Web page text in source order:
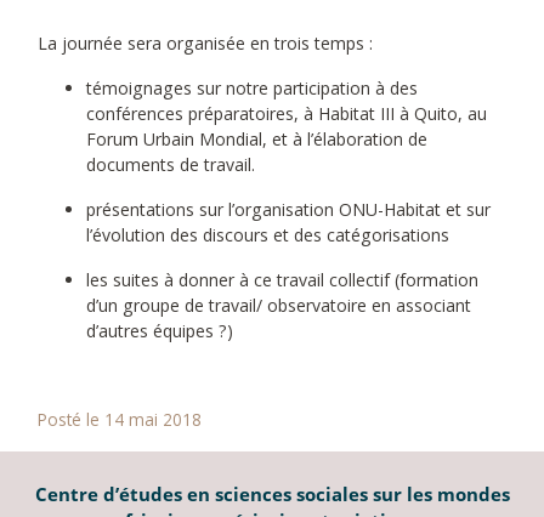
La journée sera organisée en trois temps :
témoignages sur notre participation à des
conférences préparatoires, à Habitat III à Quito, au
Forum Urbain Mondial, et à l’élaboration de
documents de travail.
présentations sur l’organisation ONU-Habitat et sur
l’évolution des discours et des catégorisations
les suites à donner à ce travail collectif (formation
d’un groupe de travail/ observatoire en associant
d’autres équipes ?)
Posté le 14 mai 2018
Centre d’études en sciences sociales sur les mondes